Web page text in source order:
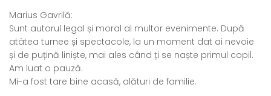
Marius Gavrilă:
Sunt autorul legal și moral al multor evenimente. După
atâtea turnee și spectacole, la un moment dat ai nevoie
și de puțină liniște, mai ales când ți se naște primul copil.
Am luat o pauză.
Mi-a fost tare bine acasă, alături de familie.